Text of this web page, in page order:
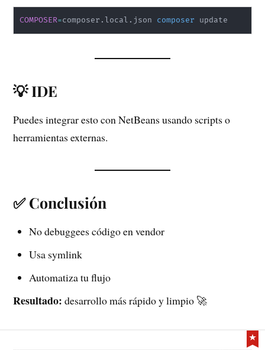
COMPOSER=composer.local.json composer update
💡 IDE
Puedes integrar esto con NetBeans usando scripts o
herramientas externas.
✅ Conclusión
No debuggees código en vendor
Usa symlink
Automatiza tu flujo
Resultado: desarrollo más rápido y limpio 🚀